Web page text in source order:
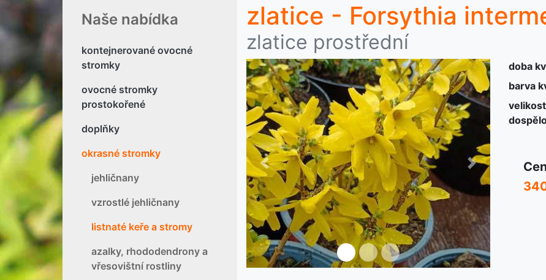
Naše nabídka
kontejnerované ovocné
stromky
ovocné stromky
prostokořené
doplňky
okrasné stromky
jehličnany
vzrostlé jehličnany
listnaté keře a stromy
azalky, rhododendrony a
vřesovištní rostliny
zlatice - Forsythia
zlatice prostřední
Předchozí Další
doba
barva